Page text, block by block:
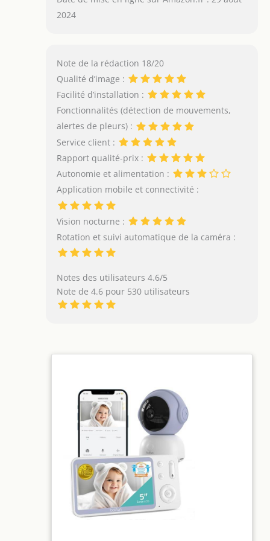
2024
Note de la rédaction 18/20
Qualité d’image :
Facilité d’installation :
Fonctionnalités (détection de mouvements,
alertes de pleurs) :
Service client :
Rapport qualité-prix :
Autonomie et alimentation :
Application mobile et connectivité :
Vision nocturne :
Rotation et suivi automatique de la caméra :
Notes des utilisateurs 4.6/5
Note de 4.6 pour 530 utilisateurs